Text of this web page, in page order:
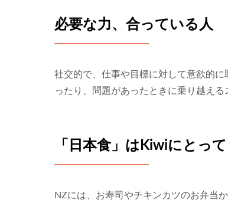
必要な力、合っている人
社交的で、仕事や目標に対して意欲的
ったり、問題があったときに乗り越え
「日本食」はKiwiにとっ
NZには、お寿司やチキンカツのお弁当